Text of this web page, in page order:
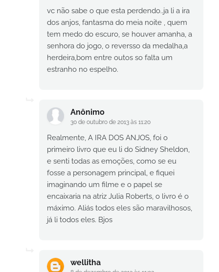
vc não sabe o que esta perdendo..ja li a ira
dos anjos, fantasma do meia noite , quem
tem medo do escuro, se houver amanha, a
senhora do jogo, o reversso da medalha,a
herdeira,bom entre outos so falta um
estranho no espelho.
Anônimo
30 de outubro de 2013 às 11:20
Realmente, A IRA DOS ANJOS, foi o
primeiro livro que eu li do Sidney Sheldon,
e senti todas as emoções, como se eu
fosse a personagem principal, e fiquei
imaginando um filme e o papel se
encaixaria na atriz Julia Roberts, o livro é o
máximo. Aliás todos eles são maravilhosos,
já li todos eles. Bjos
wellitha